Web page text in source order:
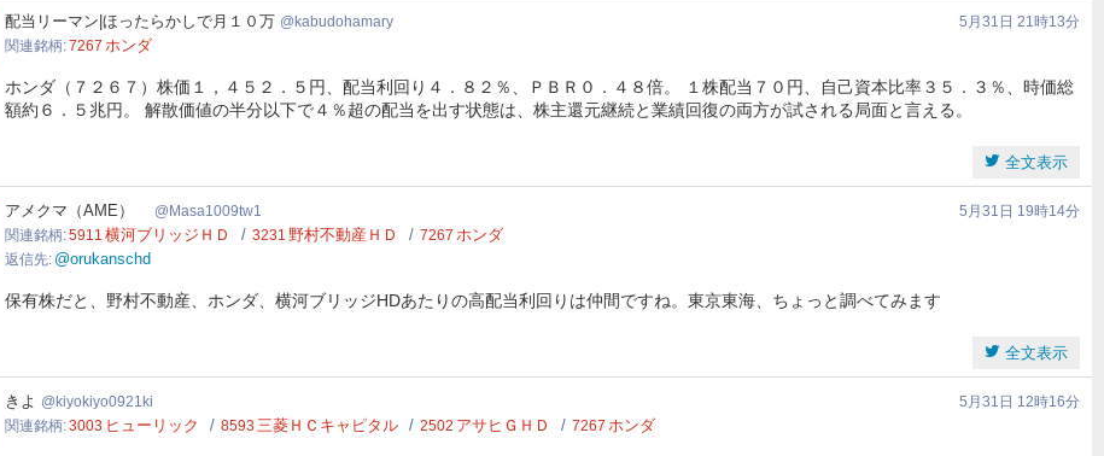
kabudohamary
配当リーマン|ほったらかしで月１０万 kabudohamary
5月31日 21時13分
関連銘柄 7267 ホンダ
ホンダ（７２６７）株価１，４５２．５円、配当利回り４．８２％、ＰＢＲ０．４８倍。 １株配当７０円、自己資本比率３５．３％、時価総
額約６．５兆円。 解散価値の半分以下で４％超の配当を出す状態は、株主還元継続と業績回復の両方が試される局面と言える。
全文表示
Masa1009tw1
アメクマ（AME） Masa1009tw1
5月31日 19時14分
関連銘柄 5911 横河ブリッジＨＤ 3231 野村不動産ＨＤ 7267 ホンダ
返信先 @orukanschd
保有株だと、野村不動産、ホンダ、横河ブリッジHDあたりの高配当利回りは仲間ですね。東京東海、ちょっと調べてみます
全文表示
kiyokiyo0921ki
きよ kiyokiyo0921ki
5月31日 12時16分
関連銘柄 3003 ヒューリック 8593 三菱ＨＣキャピタル 2502 アサヒＧＨＤ 7267 ホンダ